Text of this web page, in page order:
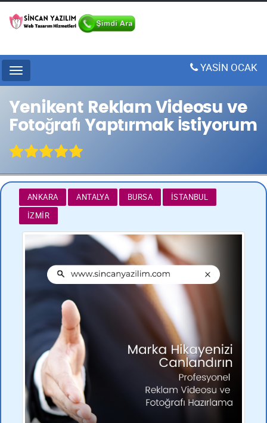
Menu YASİN OCAK
Yenikent Reklam Videosu ve
Fotoğrafı Yaptırmak İstiyorum
ANKARA ANTALYA BURSA
İSTANBUL
İZMIR